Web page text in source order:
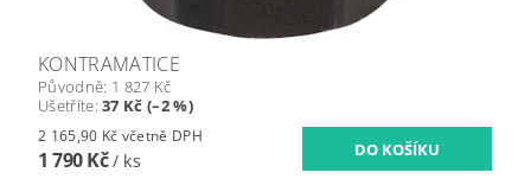
KONTRAMATICE
Původně: 1 827 Kč
Ušetříte:37 Kč (–2 %)
2 165,90 Kč včetně DPH
1 790 Kč/ ks